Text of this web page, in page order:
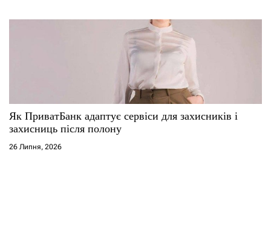
Як ПриватБанк адаптує сервіси для захисників і
захисниць після полону
26 Липня, 2026